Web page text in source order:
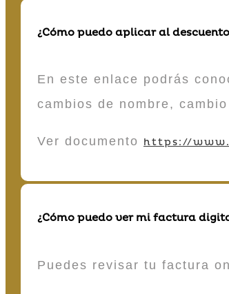
¿Cómo puedo aplicar al
En este enlace podrás
cambios de nombre,
Ver documento https://
¿Cómo puedo ver mi factura
Puedes revisar tu factura